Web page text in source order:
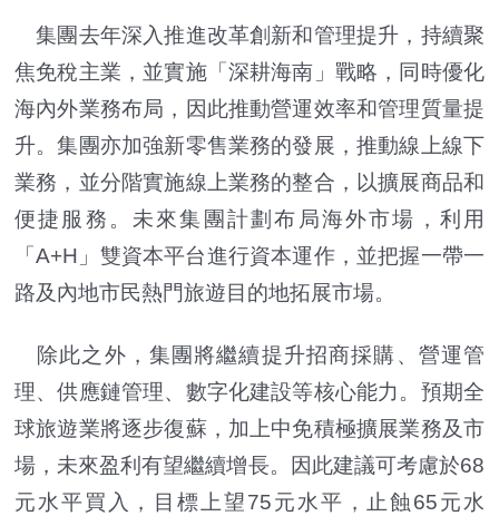
集團去年深入推進改革創新和管理提升，持續聚
焦免稅主業，並實施「深耕海南」戰略，同時優化
海內外業務布局，因此推動營運效率和管理質量提
升。集團亦加強新零售業務的發展，推動線上線下
業務，並分階實施線上業務的整合，以擴展商品和
便捷服務。未來集團計劃布局海外市場，利用
「A+H」雙資本平台進行資本運作，並把握一帶一
路及內地市民熱門旅遊目的地拓展市場。
除此之外，集團將繼續提升招商採購、營運管
理、供應鏈管理、數字化建設等核心能力。預期全
球旅遊業將逐步復蘇，加上中免積極擴展業務及市
場，未來盈利有望繼續增長。因此建議可考慮於68
元水平買入，目標上望75元水平，止蝕65元水